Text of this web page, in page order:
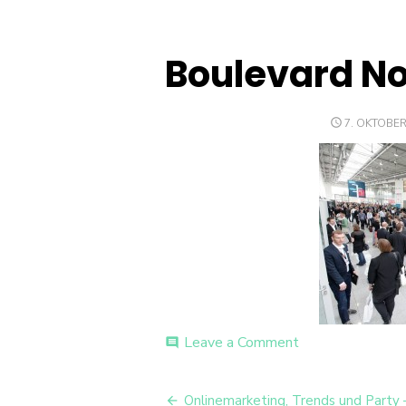
Boulevard
POSTED
7.
comment Leave a Commenton
Onlinemarketing, Trends und Party